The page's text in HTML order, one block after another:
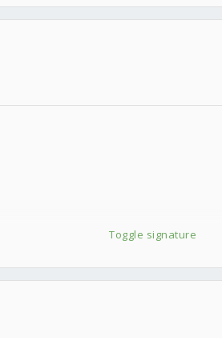
Toggle signature
費寄還給你
推薦購買.....